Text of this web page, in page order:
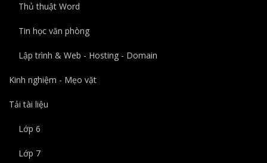
Thủ thuật Word
Tin học văn phòng
Lập trình & Web - Hosting - Domain
Kinh nghiệm - Mẹo vặt
Tải tài liệu
Lớp 6
Lớp 7